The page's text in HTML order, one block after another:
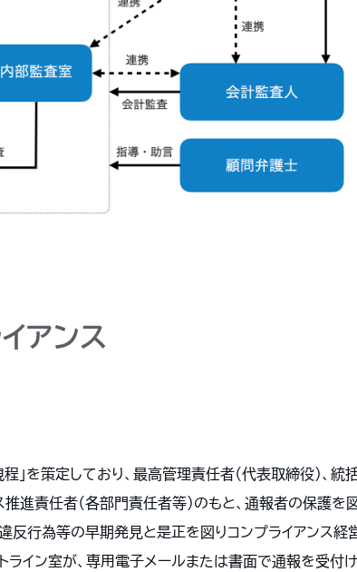
アンス
」を策定しており、最高管理責任者（代表取締役）、統
進責任者（各部門責任者等）のもと、通報者の保護を
反行為等の早期発見と是正を図りコンプライアンス経
ライン室が、専用電子メールまたは書面で通報を受付け